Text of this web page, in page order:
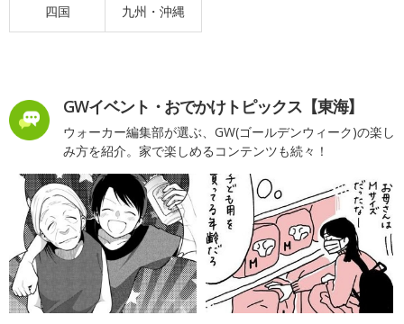
四国 九州・沖縄
GWイベント・おでかけトピックス【東海】
ウォーカー編集部が選ぶ、GW(ゴールデンウィーク)の楽し
み方を紹介。家で楽しめるコンテンツも続々！